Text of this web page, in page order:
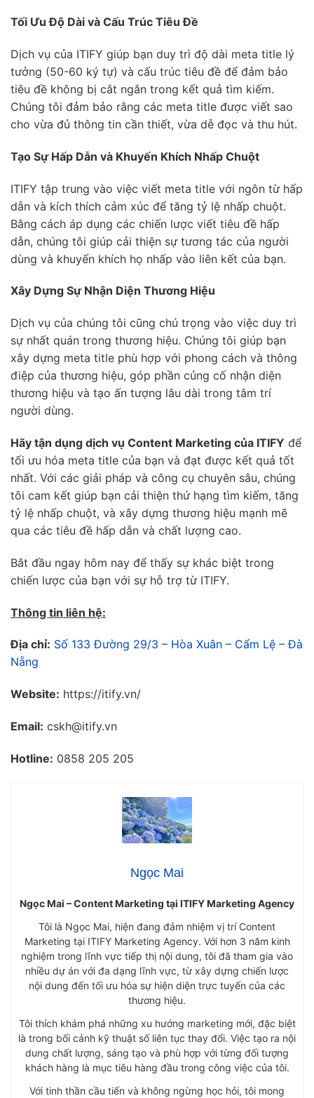
Tối Ưu Độ Dài và Cấu Trúc Tiêu Đề
Dịch vụ của ITIFY giúp bạn duy trì độ dài meta title lý
tưởng (50-60 ký tự) và cấu trúc tiêu đề để đảm bảo
tiêu đề không bị cắt ngắn trong kết quả tìm kiếm.
Chúng tôi đảm bảo rằng các meta title được viết sao
cho vừa đủ thông tin cần thiết, vừa dễ đọc và thu hút.
Tạo Sự Hấp Dẫn và Khuyến Khích Nhấp Chuột
ITIFY tập trung vào việc viết meta title với ngôn từ hấp
dẫn và kích thích cảm xúc để tăng tỷ lệ nhấp chuột.
Bằng cách áp dụng các chiến lược viết tiêu đề hấp
dẫn, chúng tôi giúp cải thiện sự tương tác của người
dùng và khuyến khích họ nhấp vào liên kết của bạn.
Xây Dựng Sự Nhận Diện Thương Hiệu
Dịch vụ của chúng tôi cũng chú trọng vào việc duy trì
sự nhất quán trong thương hiệu. Chúng tôi giúp bạn
xây dựng meta title phù hợp với phong cách và thông
điệp của thương hiệu, góp phần củng cố nhận diện
thương hiệu và tạo ấn tượng lâu dài trong tâm trí
người dùng.
Hãy tận dụng dịch vụ Content Marketing của ITIFY để
tối ưu hóa meta title của bạn và đạt được kết quả tốt
nhất. Với các giải pháp và công cụ chuyên sâu, chúng
tôi cam kết giúp bạn cải thiện thứ hạng tìm kiếm, tăng
tỷ lệ nhấp chuột, và xây dựng thương hiệu mạnh mẽ
qua các tiêu đề hấp dẫn và chất lượng cao.
Bắt đầu ngay hôm nay để thấy sự khác biệt trong
chiến lược của bạn với sự hỗ trợ từ ITIFY.
Thông tin liên hệ:
Địa chỉ: Số 133 Đường 29/3 – Hòa Xuân – Cẩm Lệ – Đà
Nẵng
Website: https://itify.vn/
Email: cskh@itify.vn
Hotline: 0858 205 205
Ngọc Mai
Ngọc Mai – Content Marketing tại ITIFY Marketing Agency
Tôi là Ngọc Mai, hiện đang đảm nhiệm vị trí Content
Marketing tại ITIFY Marketing Agency. Với hơn 3 năm kinh
nghiệm trong lĩnh vực tiếp thị nội dung, tôi đã tham gia vào
nhiều dự án với đa dạng lĩnh vực, từ xây dựng chiến lược
nội dung đến tối ưu hóa sự hiện diện trực tuyến của các
thương hiệu.
Tôi thích khám phá những xu hướng marketing mới, đặc biệt
là trong bối cảnh kỹ thuật số liên tục thay đổi. Việc tạo ra nội
dung chất lượng, sáng tạo và phù hợp với từng đối tượng
khách hàng là mục tiêu hàng đầu trong công việc của tôi.
Với tinh thần cầu tiến và không ngừng học hỏi, tôi mong